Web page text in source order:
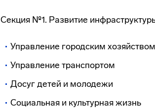
Секция №1. Развитие
Управление городским хозяйством
Управление транспортом
Досуг детей и молодежи
Социальная и культурная жизнь